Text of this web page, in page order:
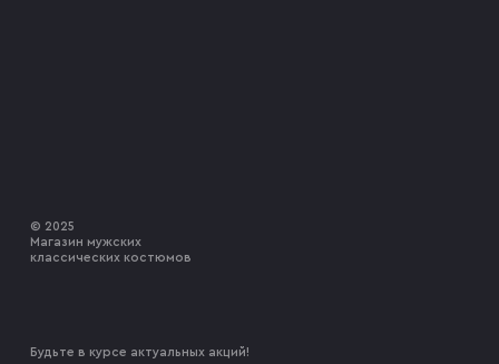
© 2025
Магазин мужских
классических костюмов
Будьте в курсе актуальных акций!